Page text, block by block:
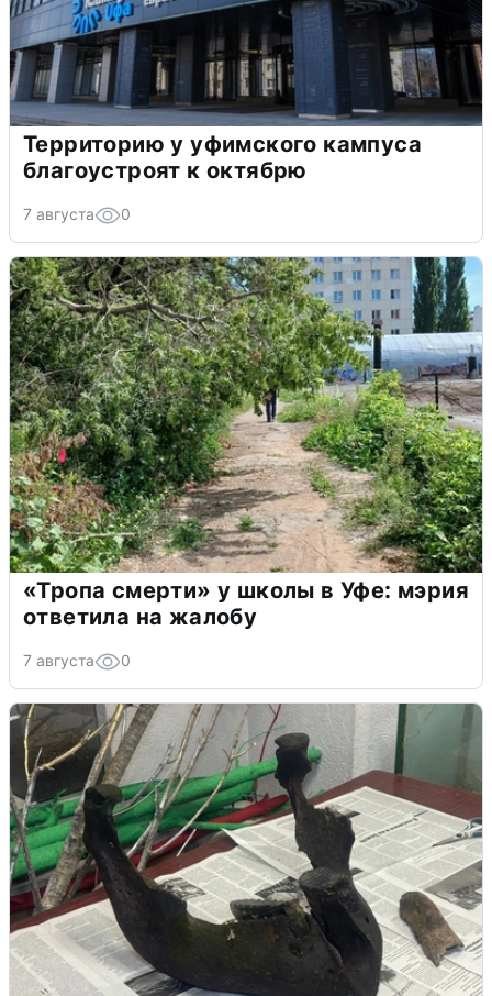
Территорию у уфимского кампуса
благоустроят к октябрю
7 августа 0
«Тропа смерти» у школы в Уфе: мэрия
ответила на жалобу
7 августа 0